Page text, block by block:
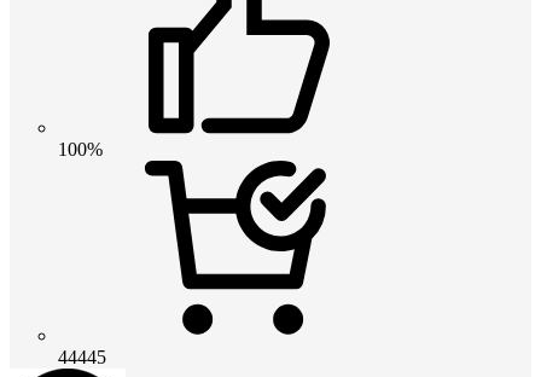
100%
44445